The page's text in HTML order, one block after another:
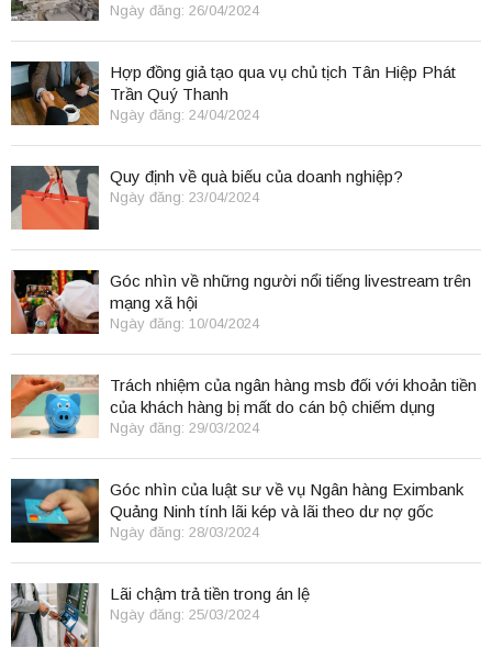
Ngày đăng: 26/04/2024
Hợp đồng giả tạo qua vụ chủ tịch Tân Hiệp Phát
Trần Quý Thanh
Ngày đăng: 24/04/2024
Quy định về quà biếu của doanh nghiệp?
Ngày đăng: 23/04/2024
Góc nhìn về những người nổi tiếng livestream trên
mạng xã hội
Ngày đăng: 10/04/2024
Trách nhiệm của ngân hàng msb đối với khoản tiền
của khách hàng bị mất do cán bộ chiếm dụng
Ngày đăng: 29/03/2024
Góc nhìn của luật sư về vụ Ngân hàng Eximbank
Quảng Ninh tính lãi kép và lãi theo dư nợ gốc
Ngày đăng: 28/03/2024
Lãi chậm trả tiền trong án lệ
Ngày đăng: 25/03/2024